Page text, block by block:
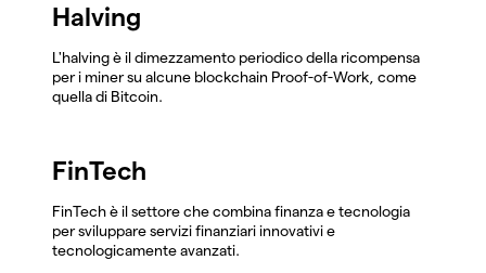
Halving
L'halving è il dimezzamento periodico della ricompensa
per i miner su alcune blockchain Proof-of-Work, come
quella di Bitcoin.
FinTech
FinTech è il settore che combina finanza e tecnologia
per sviluppare servizi finanziari innovativi e
tecnologicamente avanzati.